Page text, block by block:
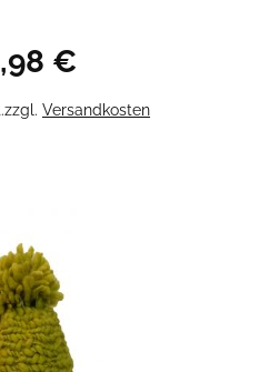
€
zzgl. Versandkosten